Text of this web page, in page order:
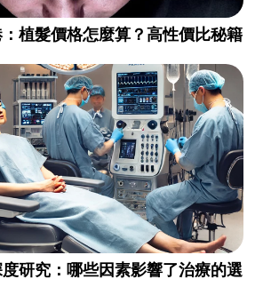
植髮價格怎麼算？高性價比秘籍
研究：哪些因素影響了治療的選